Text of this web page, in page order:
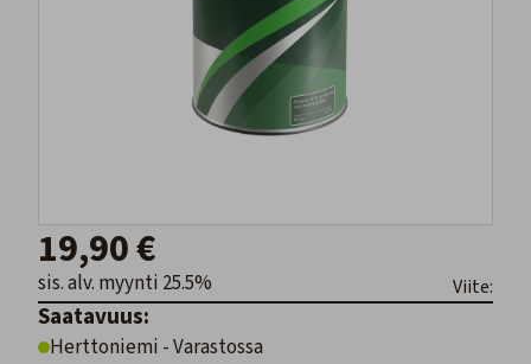
19,90 €
sis. alv. myynti 25.5% Viite:
Saatavuus:
Herttoniemi - Varastossa